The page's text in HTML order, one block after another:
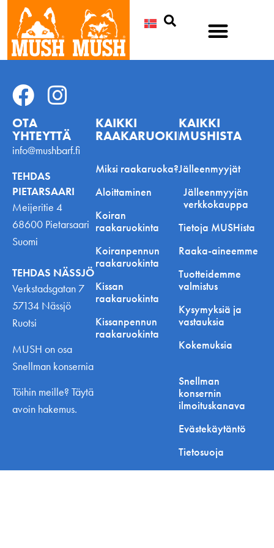
OTA
YHTEYTTÄ
info@mushbarf.fi
TEHDAS
PIETARSAARI
Meijeritie 4
68600 Pietarsaari
Suomi
TEHDAS NÄSSJÖ
Verkstadsgatan 7
57134 Nässjö
Ruotsi
MUSH on osa
Snellman konsernia
Töihin meille? Täytä
avoin hakemus.
KAIKKI
RAAKARUOKINNASTA
Miksi raakaruoka?
Aloittaminen
Koiran
raakaruokinta
Koiranpennun
raakaruokinta
Kissan
raakaruokinta
Kissanpennun
raakaruokinta
KAIKKI
MUSHISTA
Jälleenmyyjät
Jälleenmyyjän
verkkokauppa
Tietoja MUSHista
Raaka-aineemme
Tuotteidemme
valmistus
Kysymyksiä ja
vastauksia
Kokemuksia
Snellman
konsernin
ilmoituskanava
Evästekäytäntö
Tietosuoja